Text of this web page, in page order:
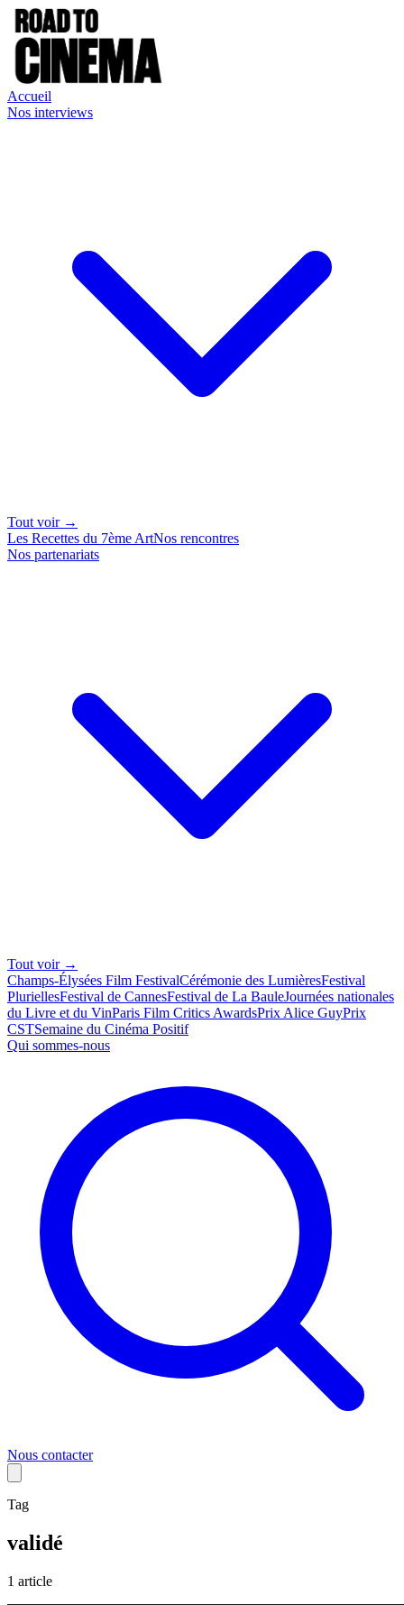
Accueil
Nos interviews
Tout voir →
Les Recettes du 7ème ArtNos rencontres
Nos partenariats
Tout voir →
Champs-Élysées Film FestivalCérémonie des LumièresFestival
PluriellesFestival de CannesFestival de La BauleJournées nationales
du Livre et du VinParis Film Critics AwardsPrix Alice GuyPrix
CSTSemaine du Cinéma Positif
Qui sommes-nous
Nous contacter
Tag
validé
1 article